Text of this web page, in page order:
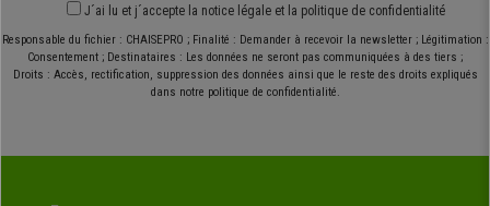
J´ai lu et j´accepte la notice légale et la politique de confidentialité
Responsable du fichier : CHAISEPRO ; Finalité : Demander à recevoir la newsletter ; Légitimation :
Consentement ; Destinataires : Les données ne seront pas communiquées à des tiers ;
Droits : Accès, rectification, suppression des données ainsi que le reste des droits expliqués
dans notre politique de confidentialité.